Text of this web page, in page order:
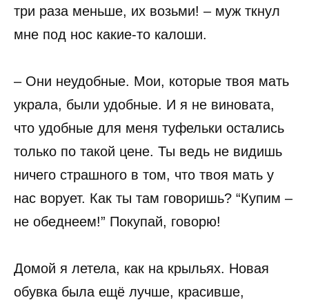
три раза меньше, их возьми! – муж ткнул
мне под нос какие-то калоши.
– Они неудобные. Мои, которые твоя мать
украла, были удобные. И я не виновата,
что удобные для меня туфельки остались
только по такой цене. Ты ведь не видишь
ничего страшного в том, что твоя мать у
нас ворует. Как ты там говоришь? “Купим –
не обеднеем!” Покупай, говорю!
Домой я летела, как на крыльях. Новая
обувка была ещё лучше, красивше,